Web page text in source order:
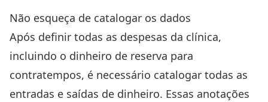
Não esqueça de catalogar os dados
Após definir todas as despesas da clínica,
incluindo o dinheiro de reserva para
contratempos, é necessário catalogar todas as
entradas e saídas de dinheiro. Essas anotações